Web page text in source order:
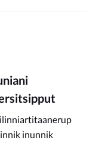
inunnik